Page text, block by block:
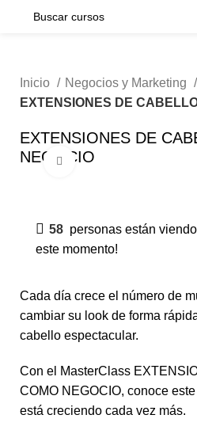
Inicio
Negocios y Marketing
EXTENSIONES DE
EXTENSIONES DE
NEGOCIOClick para agrandar
58 personas están
este momento!
Cada día crece el número de
cambiar su look de forma
cabello espectacular.
Con el MasterClass
COMO NEGOCIO, conoce
está creciendo cada vez más.